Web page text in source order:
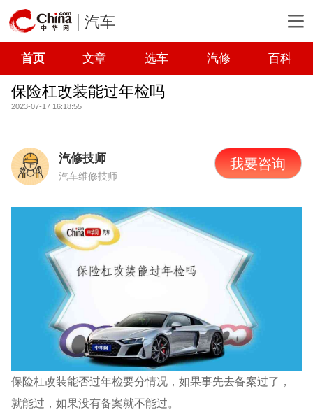
汽车
首页 文章 选车 汽修 百科
保险杠改装能过年检吗
2023-07-17 16:18:55
汽修技师
汽车维修技师
我要咨询
保险杠改装能否过年检要分情况，如果事先去备案过了，
就能过，如果没有备案就不能过。